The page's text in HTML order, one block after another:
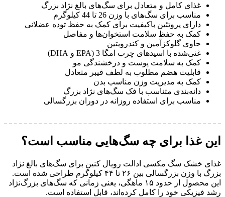
غذای کامل و متعادل برای سگ‌های بالغ نژاد بزرگ
مناسب برای سگ‌های با وزن 26 تا 44 کیلوگرم
دارای پروتئین باکیفیت برای کمک به حفظ توده عضلانی
کمک به حفظ سلامت استخوان‌ها و مفاصل
حاوی گلوکزآمین و کندرویتین
غنی‌شده با اسیدهای چرب امگا 3 (EPA و DHA)
کمک به سلامت پوست و درخشندگی مو
قابلیت هضم مطلوب به لطف فیبر متعادل
کمک به مدیریت وزن مناسب بدن
دانه‌بندی متناسب با فک سگ‌های نژاد بزرگ
مناسب برای استفاده روزانه در دوران بزرگسالی
این غذا برای چه سگ‌هایی مناسب است؟
غذای خشک سگ مکسی ادالت رویال کنین برای سگ‌های بالغ نژاد
بزرگ با وزن بزرگسالی بین ۲۶ تا ۴۴ کیلوگرم طراحی شده است.
این محصول از حدود ۱۵ ماهگی، یعنی زمانی که سگ‌های بزرگ‌نژاد
رشد فیزیکی خود را کامل کرده‌اند، قابل استفاده است.